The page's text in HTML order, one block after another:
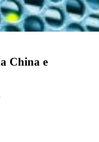
China e